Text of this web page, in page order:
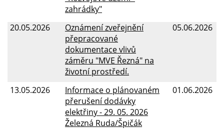
zahrádky"
20.05.2026
05.06.2026
Oznámení zveřejnění
přepracované
dokumentace vlivů
záměru "MVE Řezná" na
životní prostředí.
13.05.2026
01.06.2026
Informace o plánovaném
přerušení dodávky
elektřiny - 29. 05. 2026
Železná Ruda/Špičák